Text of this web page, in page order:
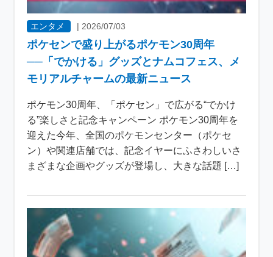
エンタメ | 2026/07/03
ポケセンで盛り上がるポケモン30周年
──「でかける」グッズとナムコフェス、メ
モリアルチャームの最新ニュース
ポケモン30周年、「ポケセン」で広がる“でかけ
る”楽しさと記念キャンペーン ポケモン30周年を
迎えた今年、全国のポケモンセンター（ポケセ
ン）や関連店舗では、記念イヤーにふさわしいさ
まざまな企画やグッズが登場し、大きな話題 […]